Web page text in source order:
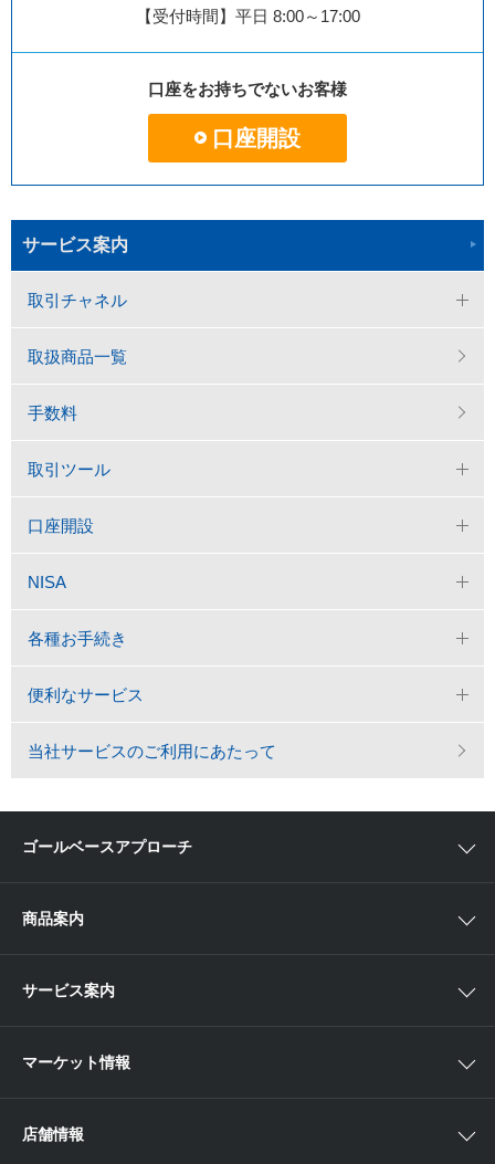
【受付時間】平日 8:00～17:00
口座をお持ちでないお客様
口座開設
サービス案内
取引チャネル
取扱商品一覧
手数料
取引ツール
口座開設
NISA
各種お手続き
便利なサービス
当社サービスのご利用にあたって
ゴールベースアプローチ
αポート
商品案内
欧米株
サービス案内
取引ツール
マーケット情報
店舗情報